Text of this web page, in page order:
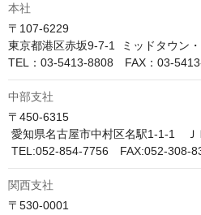
本社
〒107-6229
東京都港区赤坂9-7-1  ミッドタウン
TEL：03-5413-8808　FAX：03-
中部支社
〒450-6315
TEL:052-854-7756　FAX:052-308-
関西支社
〒530-0001